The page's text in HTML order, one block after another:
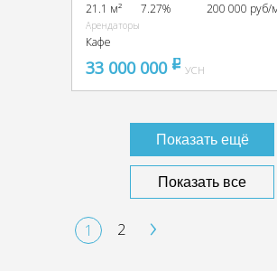
21.1 м² 7.27% 200 000 руб/
Арендаторы
Кафе
33 000 000 pуб
УСН
Показать ещё
Показать все
1 2 ›